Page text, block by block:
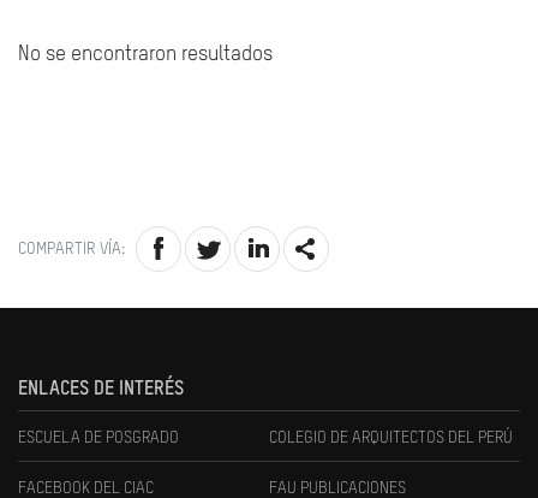
No se encontraron resultados
COMPARTIR VÍA:
ENLACES DE INTERÉS
ESCUELA DE POSGRADO COLEGIO DE ARQUITECTOS DEL PERÚ
FACEBOOK DEL CIAC FAU PUBLICACIONES